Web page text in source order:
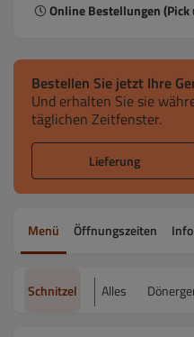
Online Bestellungen (Pick
Bestellen Sie jetzt Ihre
Und erhalten Sie sie
täglichen Zeitfenster.
Lieferung
Menü Öffnungszeiten Info
Schnitzel Alles